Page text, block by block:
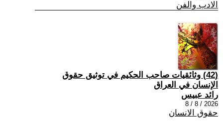
الادب والفن
(42) وثائقيات صاحب الحكيم في توثيق حقوق
الإنسان في العراق
رائد عبيس
2026 / 8 / 8
حقوق الانسان